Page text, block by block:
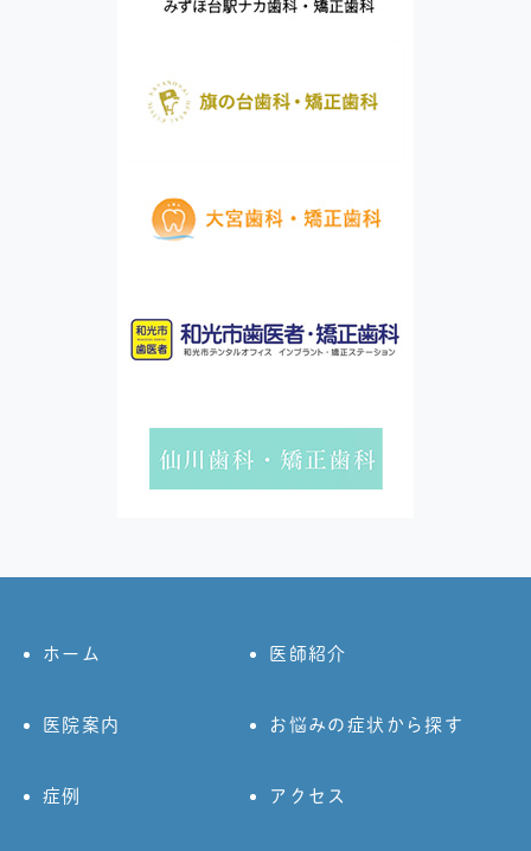
ホーム 医師紹介
医院案内 お悩みの症状から探す
症例 アクセス